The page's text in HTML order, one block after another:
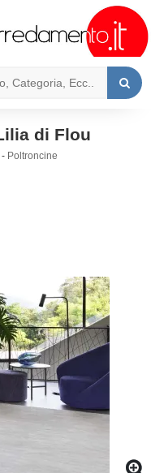
di Flou
Poltroncine